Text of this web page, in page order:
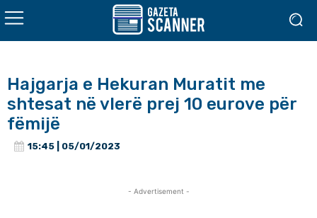
Hajgarja e Hekuran Muratit me
shtesat në vlerë prej 10 eurove për
fëmijë
15:45 | 05/01/2023
- Advertisement -